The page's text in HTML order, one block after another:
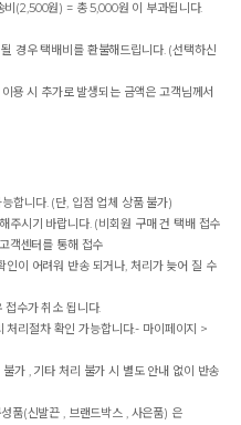
(2,500원) = 총 5,000원 이 부과됩니다.
경우 택배비를 환불해드립니다. (선택하신
용 시 추가로 발생되는 금액은 고객님께서
합니다. (단, 입점 업체 상품 불가)
주시기 바랍니다. (비회원 구매 건 택배 접수
객센터를 통해 접수
이 어려워 반송 되거나, 처리가 늦어 질 수
접수가 취소 됩니다.
처리절차 확인 가능합니다.- 마이페이지 >
가 , 기타 처리 불가 시 별도 안내 없이 반송
품(신발끈 , 브랜드박스 , 사은품) 은